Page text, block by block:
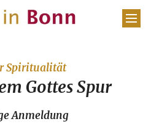
Spiritualität:
Gottes Spur
Anmeldung